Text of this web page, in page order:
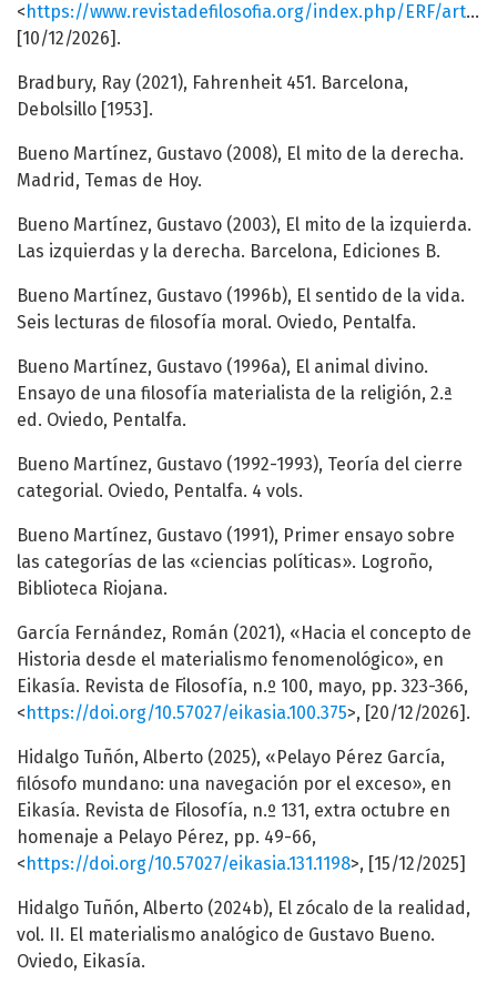
<https://www.revistadefilosofia.org/index.php/ERF/article/view/1204
[10/12/2026].
Bradbury, Ray (2021), Fahrenheit 451. Barcelona,
Debolsillo [1953].
Bueno Martínez, Gustavo (2008), El mito de la derecha.
Madrid, Temas de Hoy.
Bueno Martínez, Gustavo (2003), El mito de la izquierda.
Las izquierdas y la derecha. Barcelona, Ediciones B.
Bueno Martínez, Gustavo (1996b), El sentido de la vida.
Seis lecturas de filosofía moral. Oviedo, Pentalfa.
Bueno Martínez, Gustavo (1996a), El animal divino.
Ensayo de una filosofía materialista de la religión, 2.ª
ed. Oviedo, Pentalfa.
Bueno Martínez, Gustavo (1992-1993), Teoría del cierre
categorial. Oviedo, Pentalfa. 4 vols.
Bueno Martínez, Gustavo (1991), Primer ensayo sobre
las categorías de las «ciencias políticas». Logroño,
Biblioteca Riojana.
García Fernández, Román (2021), «Hacia el concepto de
Historia desde el materialismo fenomenológico», en
Eikasía. Revista de Filosofía, n.º 100, mayo, pp. 323-366,
<https://doi.org/10.57027/eikasia.100.375>, [20/12/2026].
Hidalgo Tuñón, Alberto (2025), «Pelayo Pérez García,
filósofo mundano: una navegación por el exceso», en
Eikasía. Revista de Filosofía, n.º 131, extra octubre en
homenaje a Pelayo Pérez, pp. 49-66,
<https://doi.org/10.57027/eikasia.131.1198>, [15/12/2025]
Hidalgo Tuñón, Alberto (2024b), El zócalo de la realidad,
vol. II. El materialismo analógico de Gustavo Bueno.
Oviedo, Eikasía.